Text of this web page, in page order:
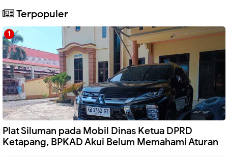
Terpopuler
Plat Siluman pada Mobil Dinas Ketua DPRD
Ketapang, BPKAD Akui Belum Memahami Aturan